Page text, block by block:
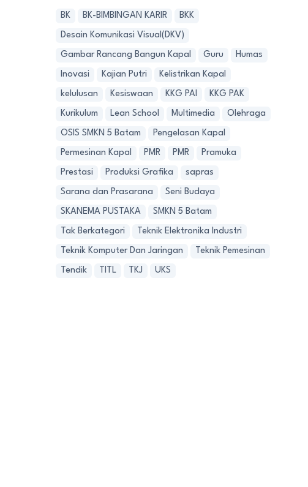
BK BK-BIMBINGAN KARIR BKK
Desain Komunikasi Visual(DKV)
Gambar Rancang Bangun Kapal Guru Humas
Inovasi Kajian Putri Kelistrikan Kapal
kelulusan Kesiswaan KKG PAI KKG PAK
Kurikulum Lean School Multimedia Olehraga
OSIS SMKN 5 Batam Pengelasan Kapal
Permesinan Kapal PMR PMR Pramuka
Prestasi Produksi Grafika sapras
Sarana dan Prasarana Seni Budaya
SKANEMA PUSTAKA SMKN 5 Batam
Tak Berkategori Teknik Elektronika Industri
Teknik Komputer Dan Jaringan Teknik Pemesinan
Tendik TITL TKJ UKS